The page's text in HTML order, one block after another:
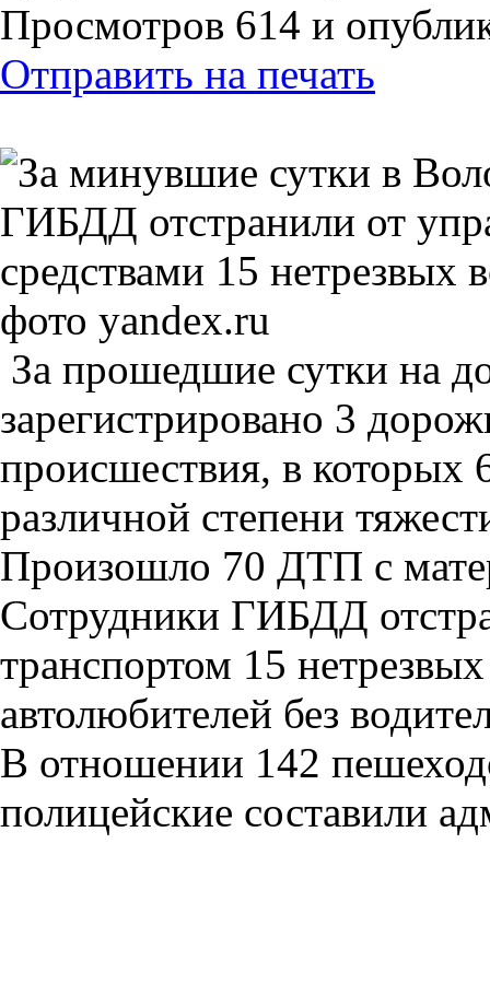
Просмотров 614 и
Отправить на печать
фото yandex.ru
За прошедшие сутки на
зарегистрировано 3
происшествия, в которых
различной степени
Произошло 70 ДТП с
Сотрудники ГИБДД
транспортом 15
автолюбителей без
В отношении 142
полицейские составили